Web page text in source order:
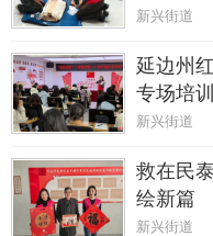
新兴街道
延边州
专场培训
新兴街道
救在民
绘新篇
新兴街道